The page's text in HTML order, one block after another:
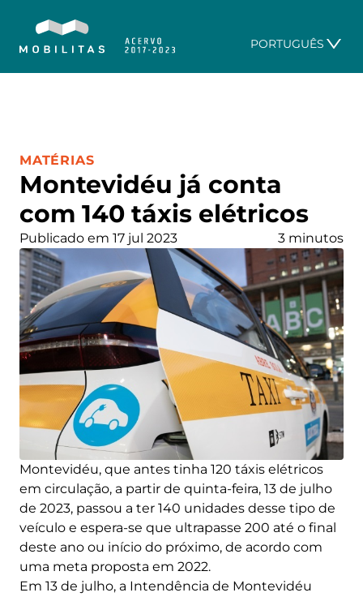
PORTUGUÊS
Montevidéu já conta
com 140 táxis elétricos
CATEGORIA:
MATÉRIAS
Publicado em 17 jul 2023 3 minutos
Montevidéu, que antes tinha 120 táxis elétricos
em circulação, a partir de quinta-feira, 13 de julho
de 2023, passou a ter 140 unidades desse tipo de
veículo e espera-se que ultrapasse 200 até o final
deste ano ou início do próximo, de acordo com
uma meta proposta em 2022.
Em 13 de julho, a Intendência de Montevidéu